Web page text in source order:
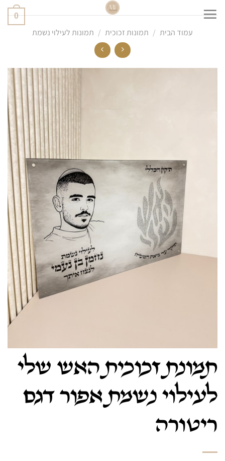
0
עמוד הבית / תמונות זכוכית / תמונות לעילוי נשמת
תמונת זכוכית האש שלי
לעילוי נשמת אפור דגם
ריטורה